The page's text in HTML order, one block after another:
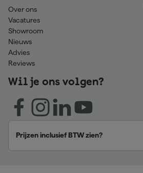
Over ons
Vacatures
Showroom
Nieuws
Advies
Reviews
Wil je ons volgen?
Prijzen inclusief BTW zien?